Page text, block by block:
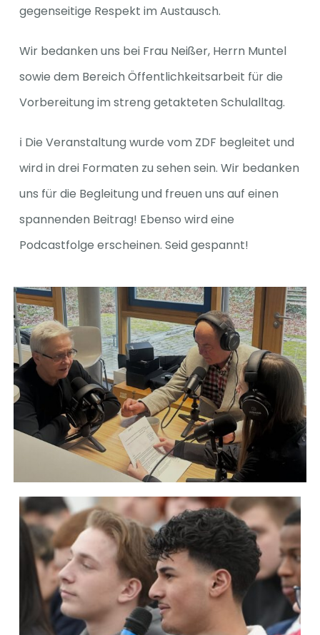
gegenseitige Respekt im Austausch.
Wir bedanken uns bei Frau Neißer, Herrn Muntel
sowie dem Bereich Öffentlichkeitsarbeit für die
Vorbereitung im streng getakteten Schulalltag.
ℹ️ Die Veranstaltung wurde vom ZDF begleitet und
wird in drei Formaten zu sehen sein. Wir bedanken
uns für die Begleitung und freuen uns auf einen
spannenden Beitrag! Ebenso wird eine
Podcastfolge erscheinen. Seid gespannt!